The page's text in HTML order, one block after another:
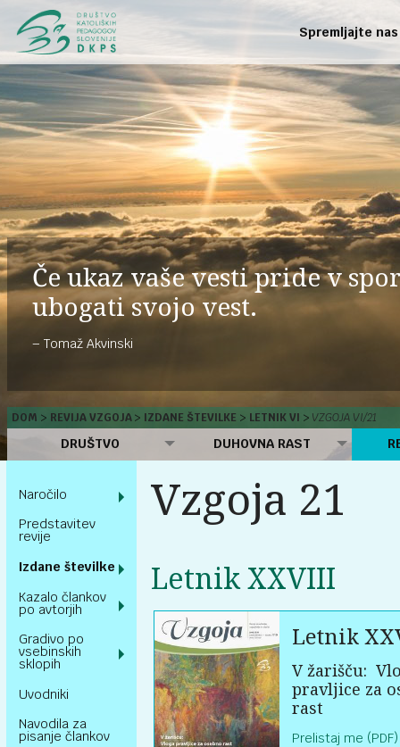
Spremljajte nas
Če ukaz vaše vesti pride v
ubogati svojo vest.
Tomaž Akvinski
DOM REVIJA VZGOJA IZDANE ŠTEVILKE LETNIK VI VZGOJA VI/21
DRUŠTVO DUHOVNA RAST
Naročilo
Predstavitev
revije
Izdane številke
Kazalo člankov
po avtorjih
Gradivo po
vsebinskih
sklopih
Uvodniki
Navodila za
pisanje člankov
Vzgoja 21
Letnik XXVIII
Letnik
V žarišču:
pravljice za
rast
Prelistaj me (PDF)